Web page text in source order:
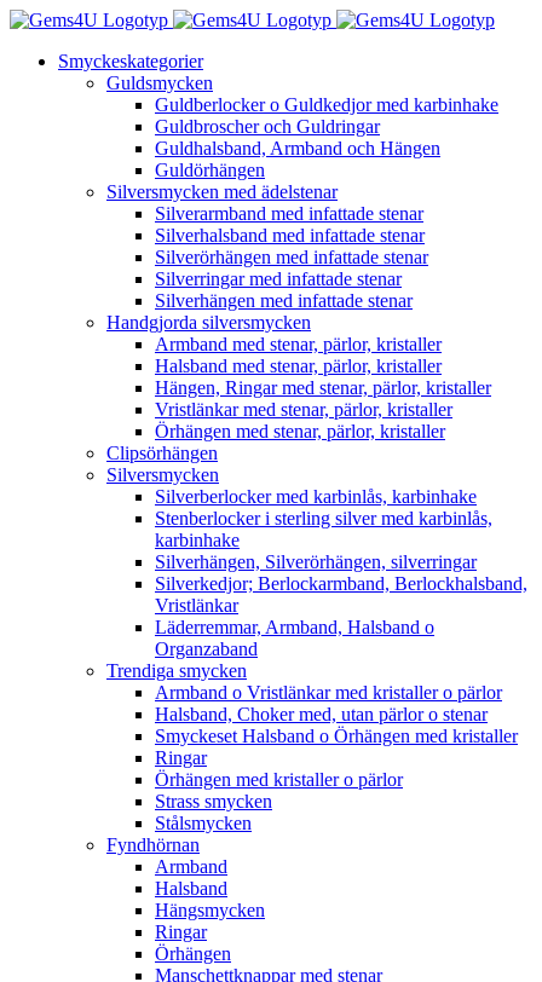
Fortsätt
innehålletSmyckeskategorier
Guldsmycken
Guldberlocker o Guldkedjor med karbinhake
Guldbroscher och Guldringar
Guldhalsband, Armband och Hängen
Guldörhängen
Silversmycken med ädelstenar
Silverarmband med infattade stenar
Silverhalsband med infattade stenar
Silverörhängen med infattade stenar
Silverringar med infattade stenar
Silverhängen med infattade stenar
Handgjorda silversmycken
Armband med stenar, pärlor, kristaller
Halsband med stenar, pärlor, kristaller
Hängen, Ringar med stenar, pärlor, kristaller
Vristlänkar med stenar, pärlor, kristaller
Örhängen med stenar, pärlor, kristaller
Clipsörhängen
Silversmycken
Silverberlocker med karbinlås, karbinhake
Stenberlocker i sterling silver med karbinlås,
karbinhake
Silverhängen, Silverörhängen, silverringar
Silverkedjor; Berlockarmband, Berlockhalsband,
Vristlänkar
Läderremmar, Armband, Halsband o
Organzaband
Trendiga smycken
Armband o Vristlänkar med kristaller o pärlor
Halsband, Choker med, utan pärlor o stenar
Smyckeset Halsband o Örhängen med kristaller
Ringar
Örhängen med kristaller o pärlor
Strass smycken
Stålsmycken
Fyndhörnan
Armband
Halsband
Hängsmycken
Ringar
Örhängen
Manschettknappar med stenar